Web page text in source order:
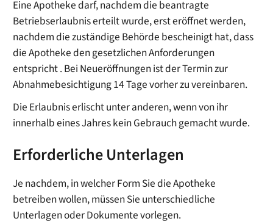
Eine Apotheke darf, nachdem die beantragte
Betriebserlaubnis erteilt wurde, erst eröffnet werden,
nachdem die zuständige Behörde bescheinigt hat, dass
die Apotheke den gesetzlichen Anforderungen
entspricht . Bei Neueröffnungen ist der Termin zur
Abnahmebesichtigung 14 Tage vorher zu vereinbaren.
Die Erlaubnis erlischt unter anderen, wenn von ihr
innerhalb eines Jahres kein Gebrauch gemacht wurde.
Erforderliche Unterlagen
Je nachdem, in welcher Form Sie die Apotheke
betreiben wollen, müssen Sie unterschiedliche
Unterlagen oder Dokumente vorlegen.